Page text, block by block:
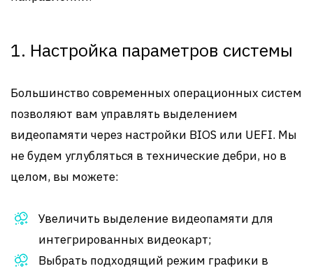
1. Настройка параметров системы
Большинство современных операционных систем
позволяют вам управлять выделением
видеопамяти через настройки BIOS или UEFI. Мы
не будем углубляться в технические дебри, но в
целом, вы можете:
Увеличить выделение видеопамяти для
интегрированных видеокарт;
Выбрать подходящий режим графики в